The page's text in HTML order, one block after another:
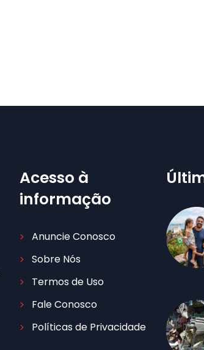
Acesso à
informação
Anuncie Conosco
Sobre Nós
Termos de Uso
Fale Conosco
Políticas de Privacidade